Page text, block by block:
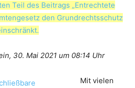
Teil des Beitrags „Entrechtete
den Grundrechtsschutz
30. Mai 2021 um 08:14 Uhr
Mit vielen